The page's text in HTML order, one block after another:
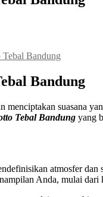
Bandung
Bandung
suasana
Tebal Bandung yang
atmosfer
Anda, mulai dari